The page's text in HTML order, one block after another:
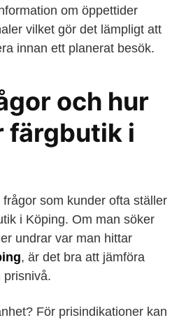
om öppettider
vilket gör det lämpligt att
innan ett planerat besök.
och hur
färgbutik i
som kunder ofta ställer
i Köping. Om man söker
undrar var man hittar
, är det bra att jämföra
prisnivå.
För prisindikationer kan